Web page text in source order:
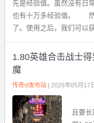
先是经验值。虽然没有日
也有十万多经验值。 然
了。使用之后，我们可以
1.80英雄合击战士
魔
传奇sf发布站 | 2026年05月17
且要